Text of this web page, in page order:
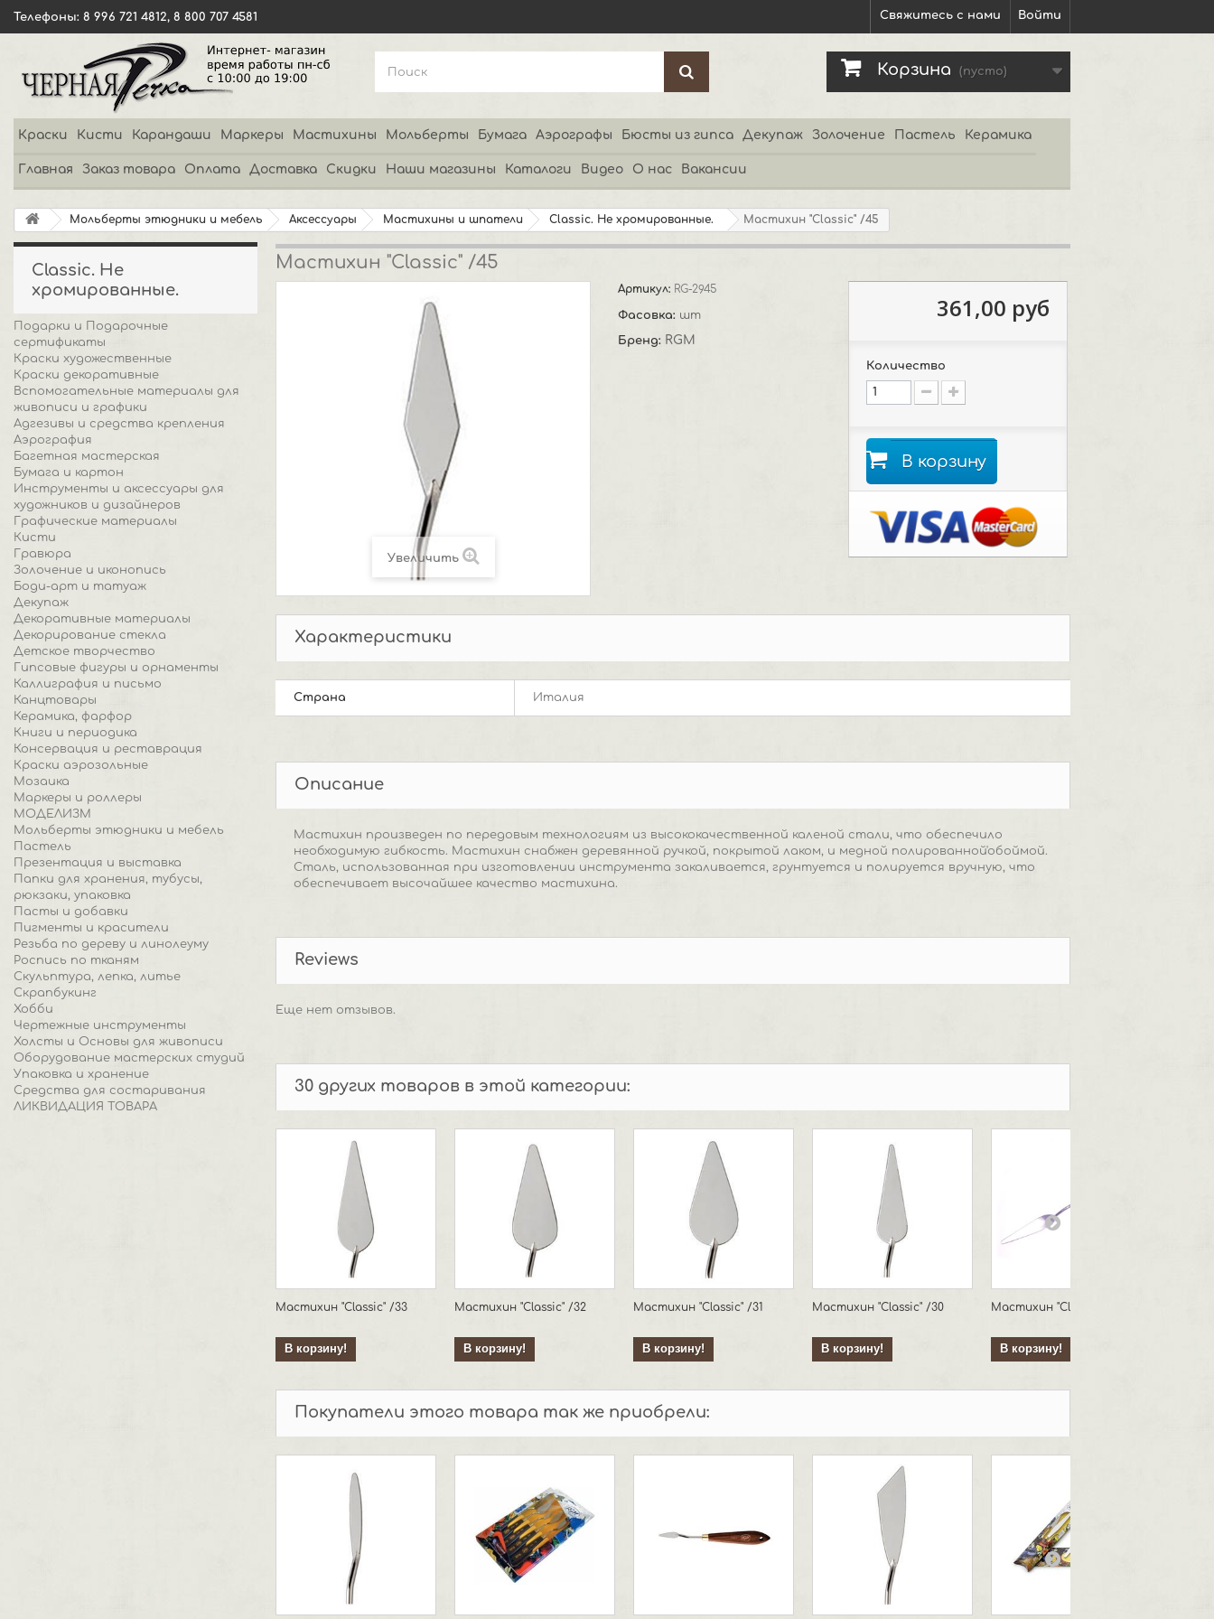
Войти
Свяжитесь с нами
Телефоны: 8 996 721 4812, 8 800 707 4581
Корзина (пусто)
Краски Кисти Карандаши Маркеры Мастихины Мольберты Бумага Аэрографы Бюсты из гипса Декупаж Золочение Пастель Керамика
Главная Заказ товара Оплата Доставка Скидки Наши магазины Каталоги Видео О нас Вакансии
Мольберты этюдники и мебель Аксессуары Мастихины и шпатели Classic. Не хромированные. Мастихин "Classic" /45
Classic. Не
хромированные.
Подарки и Подарочные
сертификаты
Краски художественные
Краски декоративные
Вспомогательные материалы для
живописи и графики
Адгезивы и средства крепления
Аэрография
Багетная мастерская
Бумага и картон
Инструменты и аксессуары для
художников и дизайнеров
Графические материалы
Кисти
Гравюра
Золочение и иконопись
Боди-арт и татуаж
Декупаж
Декоративные материалы
Декорирование стекла
Детское творчество
Гипсовые фигуры и орнаменты
Каллиграфия и письмо
Канцтовары
Керамика, фарфор
Книги и периодика
Консервация и реставрация
Краски аэрозольные
Мозаика
Маркеры и роллеры
МОДЕЛИЗМ
Мольберты этюдники и мебель
Пастель
Презентация и выставка
Папки для хранения, тубусы,
рюкзаки, упаковка
Пасты и добавки
Пигменты и красители
Резьба по дереву и линолеуму
Роспись по тканям
Скульптура, лепка, литье
Скрапбукинг
Хобби
Чертежные инструменты
Холсты и Основы для живописи
Оборудование мастерских студий
Упаковка и хранение
Средства для состаривания
ЛИКВИДАЦИЯ ТОВАРА
Мастихин "Classic" /45
Увеличить
Артикул: RG-2945
Фасовка: шт
Бренд: RGM
361,00 руб
Количество
В корзину
Характеристики
Страна Италия
Описание
Мастихин произведен по передовым технологиям из высококачественной каленой стали, что обеспечило
необходимую гибкость. Мастихин снабжен деревянной ручкой, покрытой лаком, и медной полированной'обоймой.
Сталь, использованная при изготовлении инструмента закаливается, грунтуется и полируется вручную, что
обеспечивает высочайшее качество мастихина.
Reviews
Еще нет отзывов.
30 других товаров в этой категории:
Мастихин "Classic" /33
В корзину!
Мастихин "Classic" /32
В корзину!
Мастихин "Classic" /31
В корзину!
Мастихин "Classic" /30
В корзину!
Мастихин "Classic" /26
В корзину!
Покупатели этого товара так же приобрели: